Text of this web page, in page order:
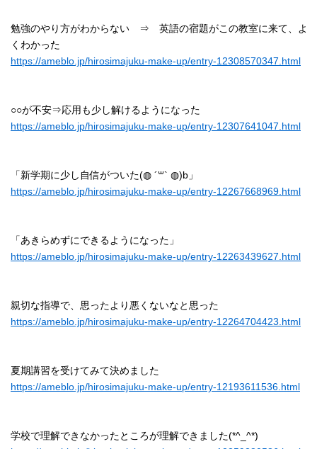
勉強のやり方がわからない ⇒ 英語の宿題がこの教室に来て、よ
くわかった
https://ameblo.jp/hirosimajuku-make-up/entry-12308570347.html
○○が不安⇒応用も少し解けるようになった
https://ameblo.jp/hirosimajuku-make-up/entry-12307641047.html
「新学期に少し自信がついた(◍ ´꒳` ◍)b」
https://ameblo.jp/hirosimajuku-make-up/entry-12267668969.html
「あきらめずにできるようになった」
https://ameblo.jp/hirosimajuku-make-up/entry-12263439627.html
親切な指導で、思ったより悪くないなと思った
https://ameblo.jp/hirosimajuku-make-up/entry-12264704423.html
夏期講習を受けてみて決めました
https://ameblo.jp/hirosimajuku-make-up/entry-12193611536.html
学校で理解できなかったところが理解できました(*^_^*)